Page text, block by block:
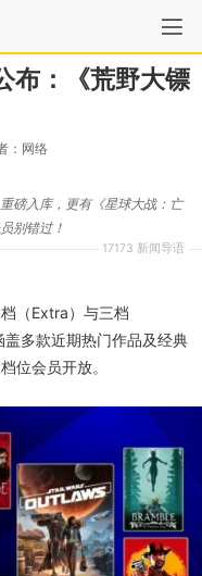
布：《荒野大镖
：网络
17173 新闻导语
磅入库，更有《星球大战：亡
别错过！
（Extra）与三档
盖多款近期热门作品及经典
位会员开放。